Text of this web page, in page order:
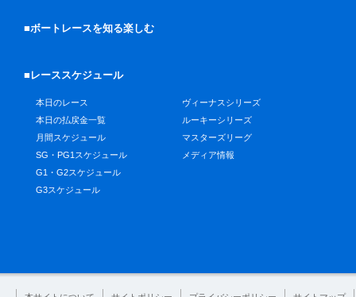
■ボートレースを知る楽しむ
■レーススケジュール
本日のレース
本日の払戻金一覧
月間スケジュール
SG・PG1スケジュール
G1・G2スケジュール
G3スケジュール
ヴィーナスシリーズ
ルーキーシリーズ
マスターズリーグ
メディア情報